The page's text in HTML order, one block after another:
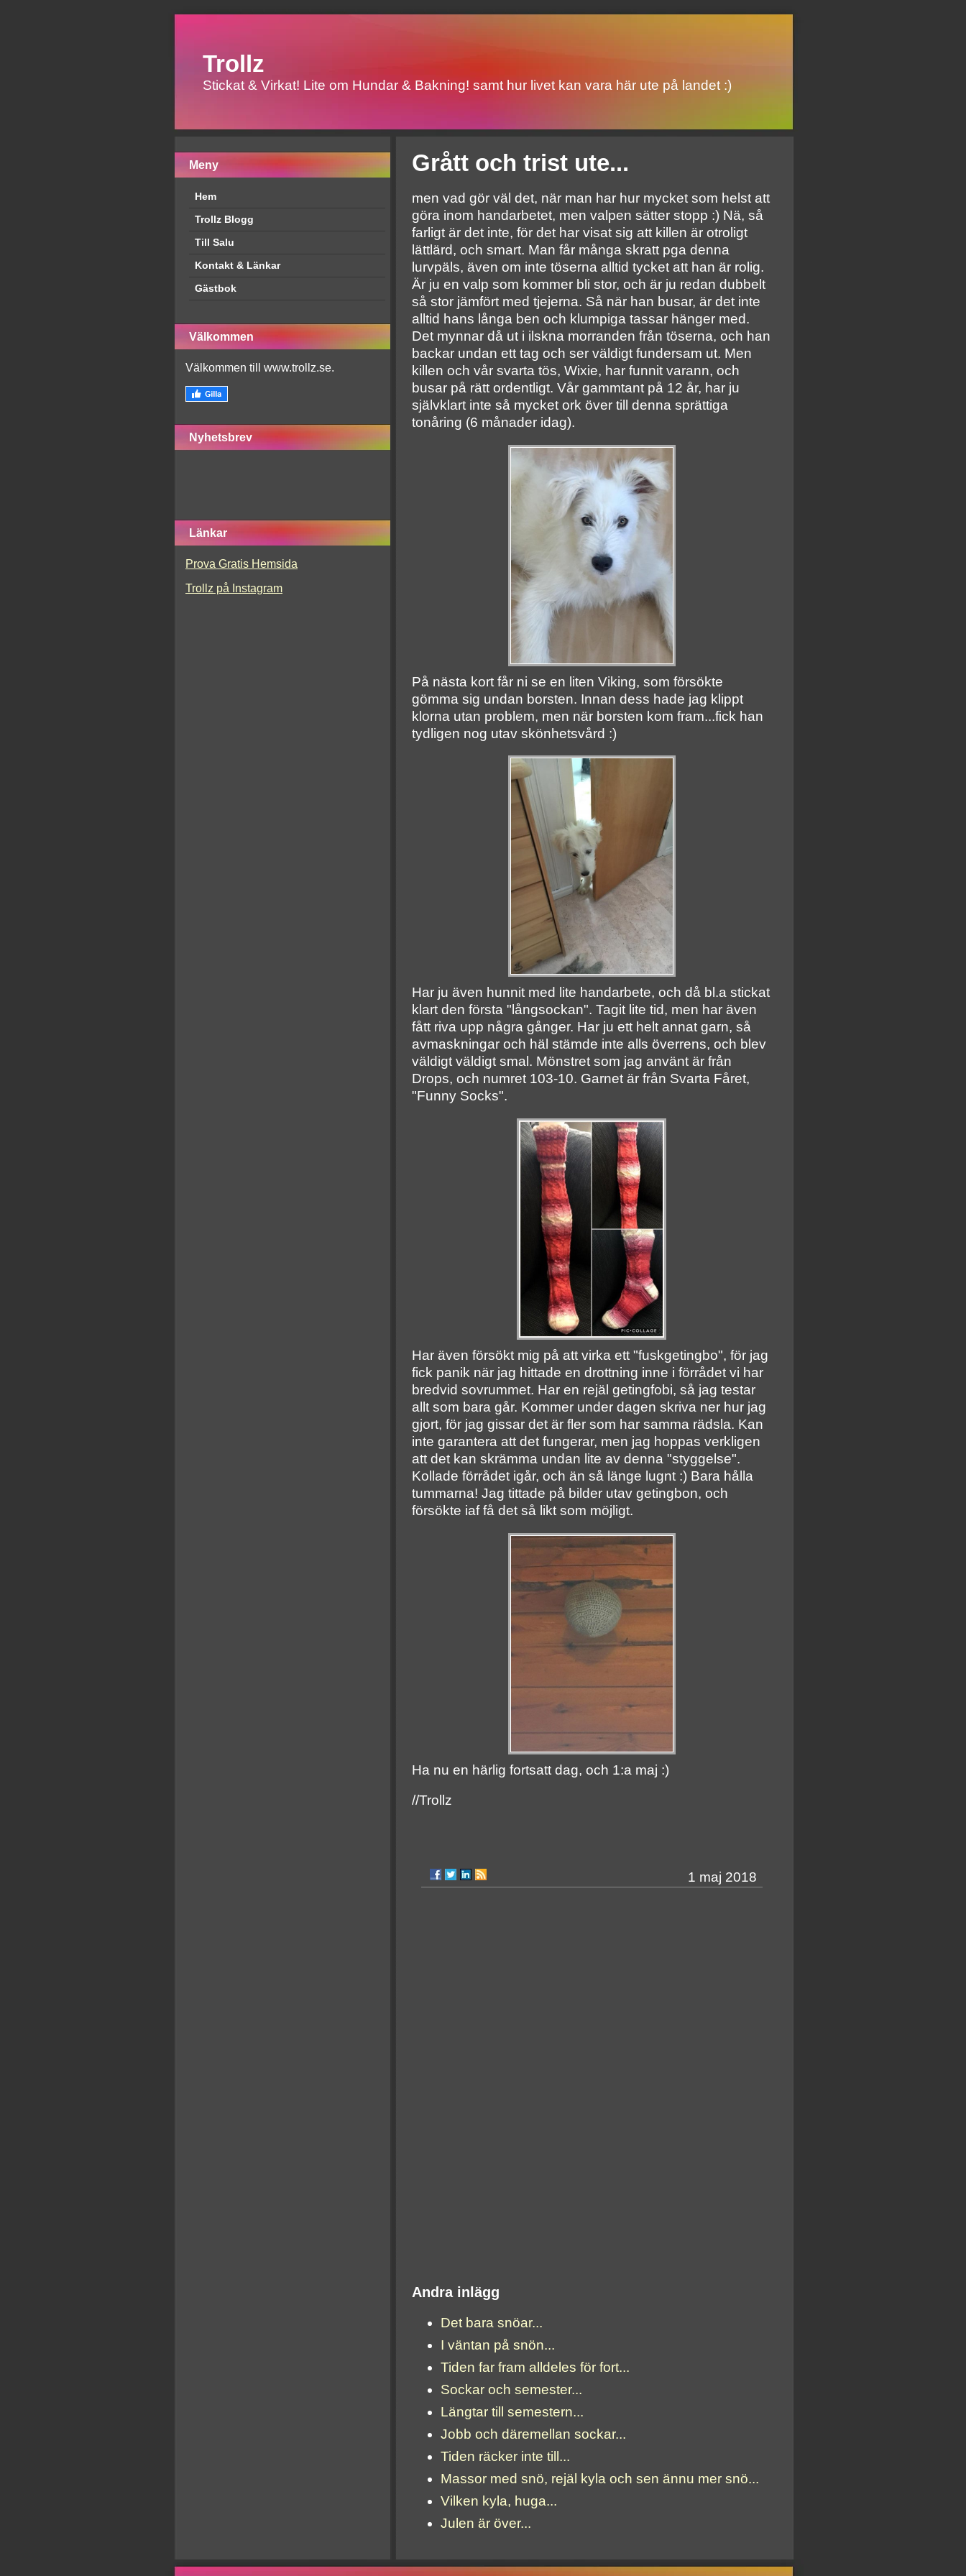
Trollz
Stickat & Virkat! Lite om Hundar & Bakning! samt hur livet kan vara här ute på landet :)
Meny
Hem
Trollz Blogg
Till Salu
Kontakt & Länkar
Gästbok
Välkommen
Välkommen till www.trollz.se.
Nyhetsbrev
Länkar
Prova Gratis Hemsida
Trollz på Instagram
Grått och trist ute...
men vad gör väl det, när man har hur mycket som helst att
göra inom handarbetet, men valpen sätter stopp :) Nä, så
farligt är det inte, för det har visat sig att killen är otroligt
lättlärd, och smart. Man får många skratt pga denna
lurvpäls, även om inte töserna alltid tycket att han är rolig.
Är ju en valp som kommer bli stor, och är ju redan dubbelt
så stor jämfört med tjejerna. Så när han busar, är det inte
alltid hans långa ben och klumpiga tassar hänger med.
Det mynnar då ut i ilskna morranden från töserna, och han
backar undan ett tag och ser väldigt fundersam ut. Men
killen och vår svarta tös, Wixie, har funnit varann, och
busar på rätt ordentligt. Vår gammtant på 12 år, har ju
självklart inte så mycket ork över till denna sprättiga
tonåring (6 månader idag).
På nästa kort får ni se en liten Viking, som försökte
gömma sig undan borsten. Innan dess hade jag klippt
klorna utan problem, men när borsten kom fram...fick han
tydligen nog utav skönhetsvård :)
Har ju även hunnit med lite handarbete, och då bl.a stickat
klart den första "långsockan". Tagit lite tid, men har även
fått riva upp några gånger. Har ju ett helt annat garn, så
avmaskningar och häl stämde inte alls överrens, och blev
väldigt väldigt smal. Mönstret som jag använt är från
Drops, och numret 103-10. Garnet är från Svarta Fåret,
"Funny Socks".
Har även försökt mig på att virka ett "fuskgetingbo", för jag
fick panik när jag hittade en drottning inne i förrådet vi har
bredvid sovrummet. Har en rejäl getingfobi, så jag testar
allt som bara går. Kommer under dagen skriva ner hur jag
gjort, för jag gissar det är fler som har samma rädsla. Kan
inte garantera att det fungerar, men jag hoppas verkligen
att det kan skrämma undan lite av denna "styggelse".
Kollade förrådet igår, och än så länge lugnt :) Bara hålla
tummarna! Jag tittade på bilder utav getingbon, och
försökte iaf få det så likt som möjligt.
Ha nu en härlig fortsatt dag, och 1:a maj :)
//Trollz
1 maj 2018
Andra inlägg
Det bara snöar...
I väntan på snön...
Tiden far fram alldeles för fort...
Sockar och semester...
Längtar till semestern...
Jobb och däremellan sockar...
Tiden räcker inte till...
Massor med snö, rejäl kyla och sen ännu mer snö...
Vilken kyla, huga...
Julen är över...